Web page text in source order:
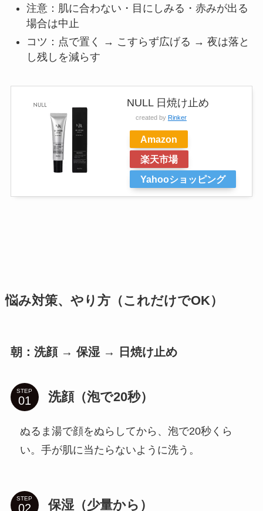
注意：肌に合わない・目にしみる・赤みが出る
場合は中止
コツ：点で置く → こすらず広げる → 夜は落と
し残しを減らす
NULL 日焼け止め
created by Rinker
Amazon
楽天市場
Yahooショッピング
悩み対策、やり方（これだけでOK）
朝：洗顔 → 保湿 → 日焼け止め
STEP 洗顔（泡で20秒）
ぬるま湯で顔をぬらしてから、泡で20秒くら
い。手が肌に当たらないように洗う。
STEP 保湿（少量から）